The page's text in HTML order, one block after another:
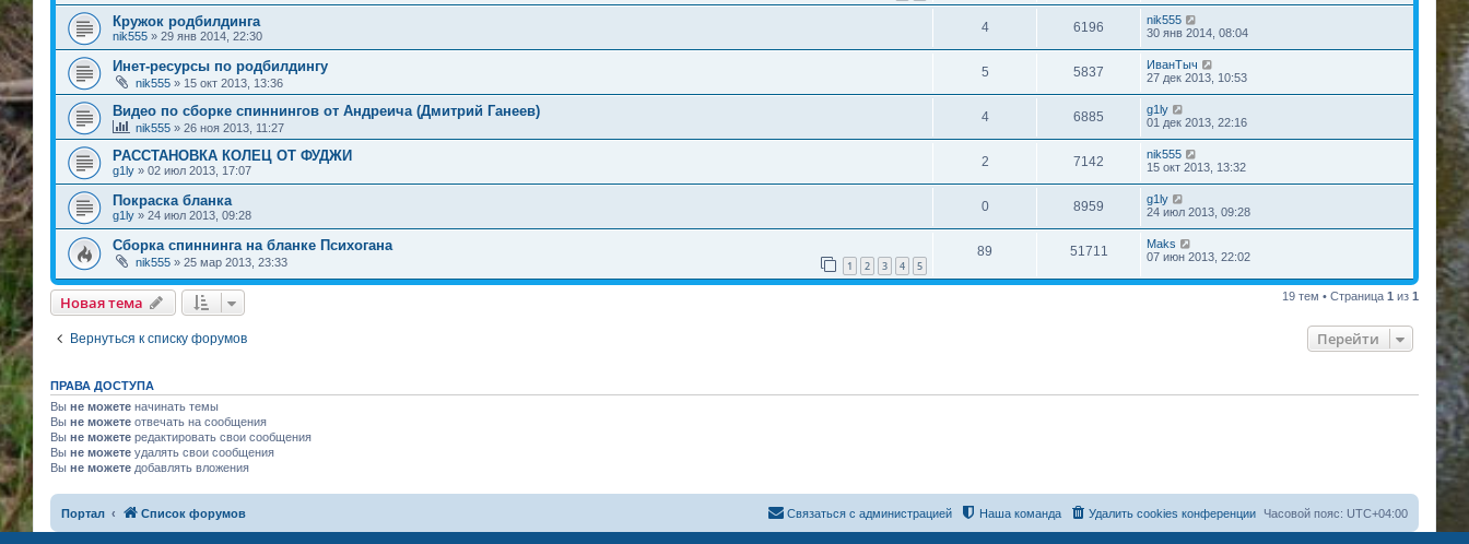
Кружок родбилдинга
nik555 » 29 янв 2014, 22:30
4 6196
nik555
30 янв 2014, 08:04
Инет-ресурсы по родбилдингу
nik555 » 15 окт 2013, 13:36
5 5837
ИванТыч
27 дек 2013, 10:53
Видео по сборке спиннингов от Андреича (Дмитрий Ганеев)
nik555 » 26 ноя 2013, 11:27
4 6885
g1ly
01 дек 2013, 22:16
РАССТАНОВКА КОЛЕЦ ОТ ФУДЖИ
g1ly » 02 июл 2013, 17:07
2 7142
nik555
15 окт 2013, 13:32
Покраска бланка
g1ly » 24 июл 2013, 09:28
0 8959
g1ly
24 июл 2013, 09:28
Сборка спиннинга на бланке Психогана
nik555 » 25 мар 2013, 23:33 1 2 3 4 5
89 51711
Maks
07 июн 2013, 22:02
Новая тема 19 тем • Страница 1 из 1
Вернуться к списку форумов Перейти
ПРАВА ДОСТУПА
Вы не можете начинать темы
Вы не можете отвечать на сообщения
Вы не можете редактировать свои сообщения
Вы не можете удалять свои сообщения
Вы не можете добавлять вложения
Портал Список форумов Часовой пояс: UTC+04:00
Удалить cookies конференции
Наша команда
Связаться с администрацией